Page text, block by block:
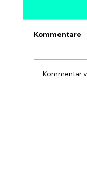
Ja, 1
und kein
hätte
Kommentare
Kommentar